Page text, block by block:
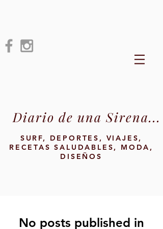
Diario de una Sirena...
SURF, DEPORTES, VIAJES,
RECETAS SALUDABLES, MODA,
DISEÑOS
No posts published in